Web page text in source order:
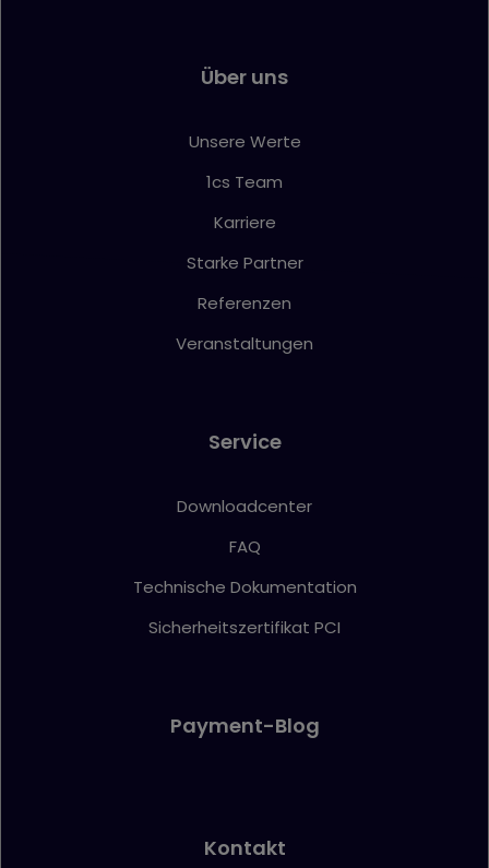
Über uns
Unsere Werte
1cs Team
Karriere
Starke Partner
Referenzen
Veranstaltungen
Service
Downloadcenter
FAQ
Technische Dokumentation
Sicherheitszertifikat PCI
Payment-Blog
Kontakt